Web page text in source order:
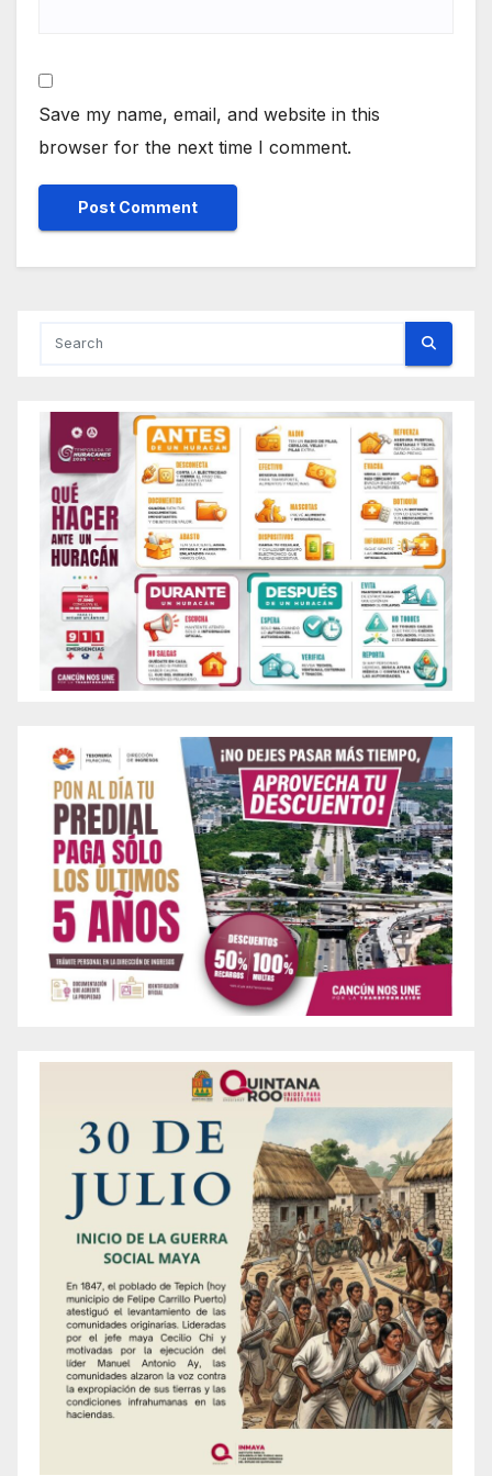
Save my name, email, and website in this
browser for the next time I comment.